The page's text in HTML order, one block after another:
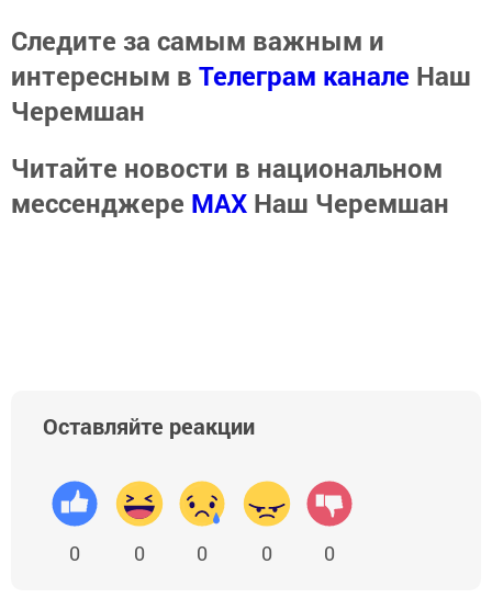
Следите за самым важным и
интересным в Телеграм канале Наш
Черемшан
Читайте новости в национальном
мессенджере MАХ Наш Черемшан
Оставляйте реакции
0 0 0 0 0